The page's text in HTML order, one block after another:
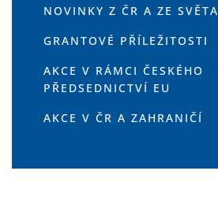
NOVINKY Z ČR A ZE SVĚTA
GRANTOVÉ PŘÍLEŽITOSTI
AKCE V RÁMCI ČESKÉHO
PŘEDSEDNICTVÍ EU
AKCE V ČR A ZAHRANIČÍ